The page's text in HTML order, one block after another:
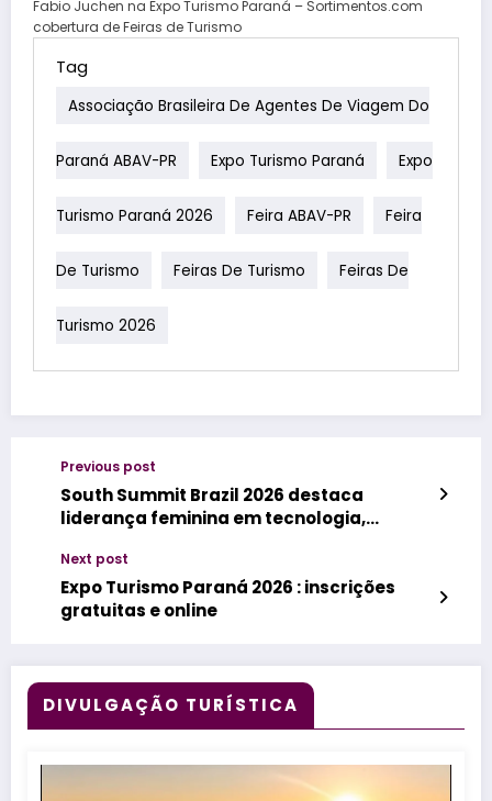
Fabio Juchen na Expo Turismo Paraná – Sortimentos.com
cobertura de Feiras de Turismo
Tag
Associação Brasileira De Agentes De Viagem Do
Paraná ABAV-PR Expo Turismo Paraná Expo
Turismo Paraná 2026 Feira ABAV-PR Feira
De Turismo Feiras De Turismo Feiras De
Turismo 2026
Previous post
South Summit Brazil 2026 destaca
liderança feminina em tecnologia,
Next post
Expo Turismo Paraná 2026 : inscrições
gratuitas e online
DIVULGAÇÃO TURÍSTICA